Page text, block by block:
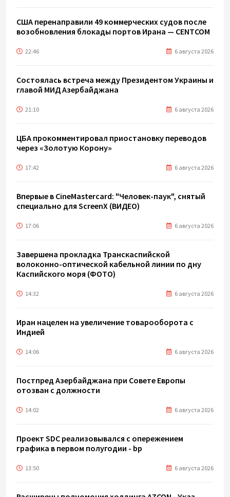
США перенаправили 49 коммерческих судов после
возобновления блокады портов Ирана — CENTCOM
22:46 6 августа 2026
Состоялась встреча между Президентом Украины и
главой МИД Азербайджана
21:10 6 августа 2026
ЦБА прокомментировал приостановку переводов
через «Золотую Корону»
17:42 6 августа 2026
Впервые в CineMastercard: "Человек-паук", снятый
специально для ScreenX (ВИДЕО)
17:06 6 августа 2026
Завершена прокладка Транскаспийской
волоконно-оптической кабельной линии по дну
Каспийского моря (ФОТО)
14:32 6 августа 2026
Иран нацелен на увеличение товарооборота с
Индией
14:06 6 августа 2026
Постпред Азербайджана при Совете Европы
отозван с должности
14:02 6 августа 2026
Проект SDC реализовывался с опережением
графика в первом полугодии - bp
13:50 6 августа 2026